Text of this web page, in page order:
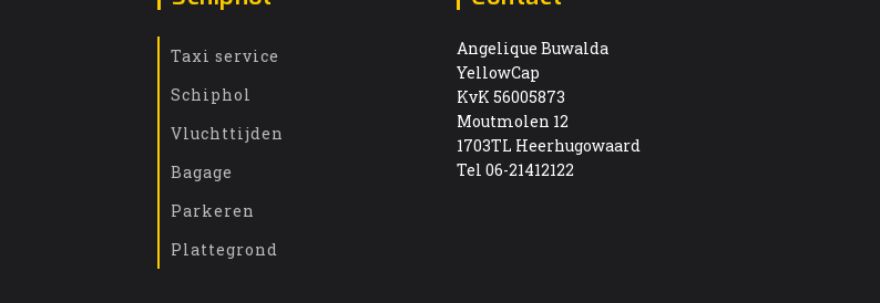
Taxi service
Schiphol
Vluchttijden
Bagage
Parkeren
Plattegrond
Angelique Buwalda
YellowCap
KvK 56005873
Moutmolen 12
1703TL Heerhugowaard
Tel 06-21412122